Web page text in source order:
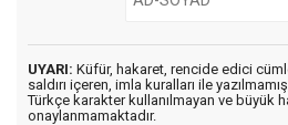
UYARI: Küfür, hakaret, rencide edici
saldırı içeren, imla kuralları ile
Türkçe karakter kullanılmayan ve büyük
onaylanmamaktadır.